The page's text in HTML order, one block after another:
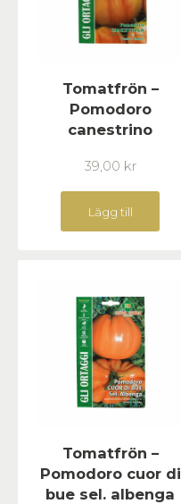
Tomatfrön –
Pomodoro
canestrino
39,00 kr
Lägg till
Tomatfrön –
Pomodoro cuor di
bue sel. albenga